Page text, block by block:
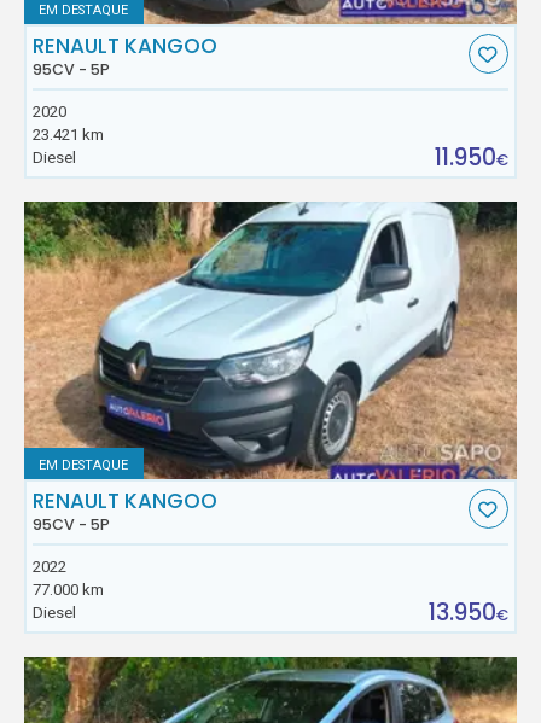
EM DESTAQUE
RENAULT KANGOO
95CV - 5P
2020
23.421 km
Diesel
11.950€
EM DESTAQUE
RENAULT KANGOO
95CV - 5P
2022
77.000 km
Diesel
13.950€